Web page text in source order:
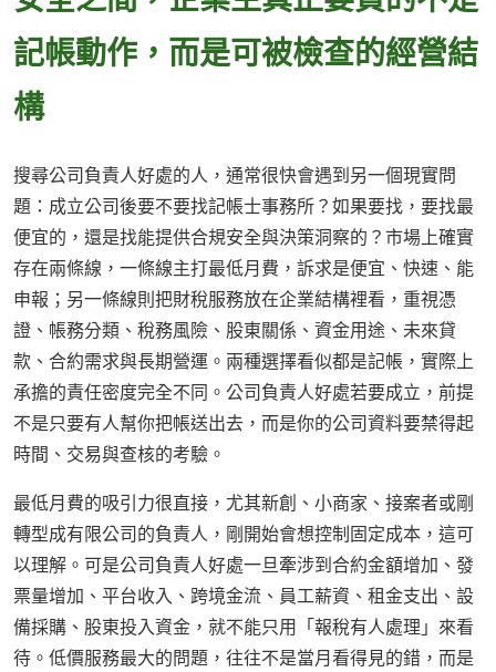
記帳動作，而是可被檢查的經營結
構
搜尋公司負責人好處的人，通常很快會遇到另一個現實問
題：成立公司後要不要找記帳士事務所？如果要找，要找最
便宜的，還是找能提供合規安全與決策洞察的？市場上確實
存在兩條線，一條線主打最低月費，訴求是便宜、快速、能
申報；另一條線則把財稅服務放在企業結構裡看，重視憑
證、帳務分類、稅務風險、股東關係、資金用途、未來貸
款、合約需求與長期營運。兩種選擇看似都是記帳，實際上
承擔的責任密度完全不同。公司負責人好處若要成立，前提
不是只要有人幫你把帳送出去，而是你的公司資料要禁得起
時間、交易與查核的考驗。
最低月費的吸引力很直接，尤其新創、小商家、接案者或剛
轉型成有限公司的負責人，剛開始會想控制固定成本，這可
以理解。可是公司負責人好處一旦牽涉到合約金額增加、發
票量增加、平台收入、跨境金流、員工薪資、租金支出、設
備採購、股東投入資金，就不能只用「報稅有人處理」來看
待。低價服務最大的問題，往往不是當月看得見的錯，而是